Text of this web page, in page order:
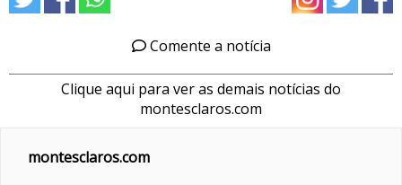
Comente a notícia
Clique aqui para ver as demais notícias do
montesclaros.com
montesclaros.com